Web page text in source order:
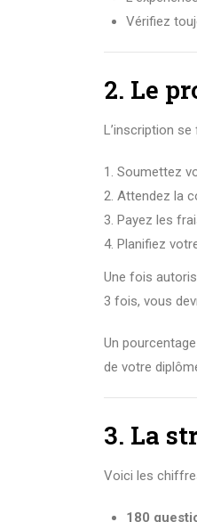
Vérifiez
2. Le
L’inscription
Soumettez
Attendez la
Payez les
Planifiez
Une fois
3 fois, vous
Un
de votre
3. La
Voici les
180